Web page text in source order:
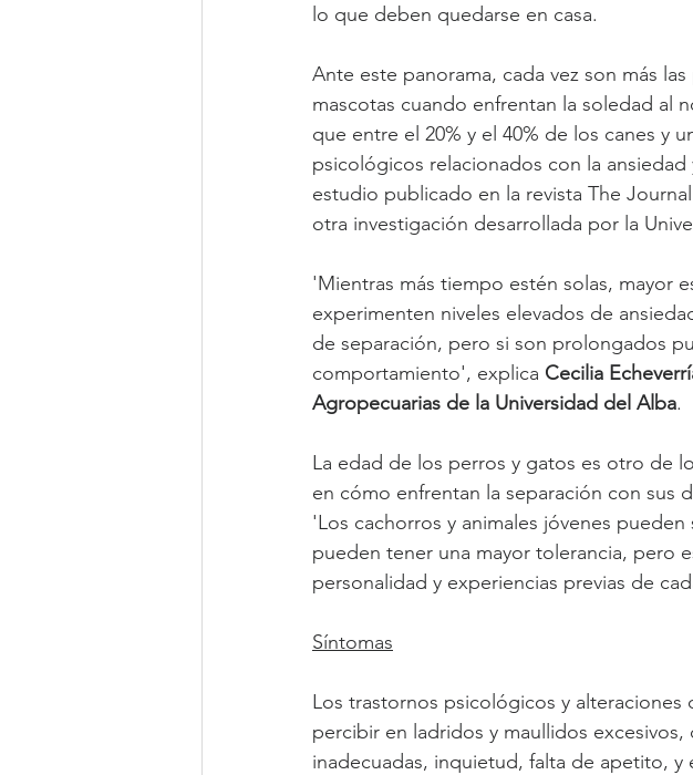
lo que deben quedarse en casa.
Ante este panorama, cada vez son más
mascotas cuando enfrentan la soledad al
que entre el 20% y el 40% de los canes y
psicológicos relacionados con la
estudio publicado en la revista The
otra investigación desarrollada por la
'Mientras más tiempo estén solas, mayor
experimenten niveles elevados de
de separación, pero si son prolongados
comportamiento', explica Cecilia
Agropecuarias de la Universidad del Alba.
La edad de los perros y gatos es otro de
en cómo enfrentan la separación con sus
'Los cachorros y animales jóvenes
pueden tener una mayor tolerancia, pero
personalidad y experiencias previas de
Síntomas
Los trastornos psicológicos y
percibir en ladridos y maullidos
inadecuadas, inquietud, falta de apetito, y